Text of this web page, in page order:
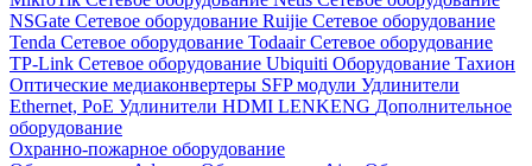
NSGate Сетевое оборудование Ruijie Сетевое оборудование
Tenda Сетевое оборудование TodaairСетевое оборудование
TP-Link Сетевое оборудование Ubiquiti Оборудование Тахион
Оптические медиаконвертеры SFP модули Удлинители
Ethernet, PoE Удлинители HDMI LENKENG Дополнительное
оборудование
Охранно-пожарное оборудование